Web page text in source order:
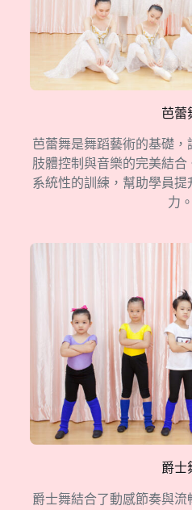
芭蕾
芭蕾舞是舞蹈藝術的基礎
肢體控制與音樂的完美結
系統性的訓練，幫助學員
力。
爵士
爵士舞結合了動感節奏與